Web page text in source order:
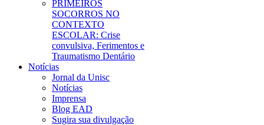
PRIMEIROS
SOCORROS NO
CONTEXTO
ESCOLAR: Crise
convulsiva, Ferimentos e
Traumatismo Dentário
Notícias
Jornal da Unisc
Notícias
Imprensa
Blog EAD
Sugira sua divulgação